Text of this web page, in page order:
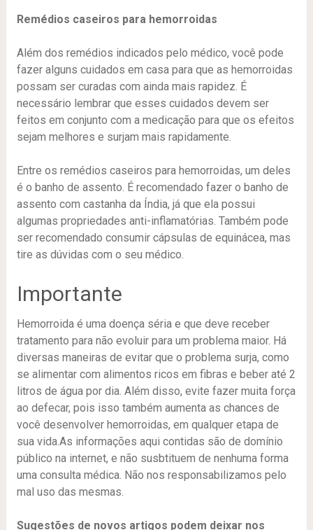
Remédios caseiros para hemorroidas
Além dos remédios indicados pelo médico, você pode
fazer alguns cuidados em casa para que as hemorroidas
possam ser curadas com ainda mais rapidez. É
necessário lembrar que esses cuidados devem ser
feitos em conjunto com a medicação para que os efeitos
sejam melhores e surjam mais rapidamente.
Entre os remédios caseiros para hemorroidas, um deles
é o banho de assento. É recomendado fazer o banho de
assento com castanha da Índia, já que ela possui
algumas propriedades anti-inflamatórias. Também pode
ser recomendado consumir cápsulas de equinácea, mas
tire as dúvidas com o seu médico.
Importante
Hemorroida é uma doença séria e que deve receber
tratamento para não evoluir para um problema maior. Há
diversas maneiras de evitar que o problema surja, como
se alimentar com alimentos ricos em fibras e beber até 2
litros de água por dia. Além disso, evite fazer muita força
ao defecar, pois isso também aumenta as chances de
você desenvolver hemorroidas, em qualquer etapa de
sua vida.As informações aqui contidas são de domínio
público na internet, e não susbtituem de nenhuma forma
uma consulta médica. Não nos responsabilizamos pelo
mal uso das mesmas.
Sugestões de novos artigos podem deixar nos